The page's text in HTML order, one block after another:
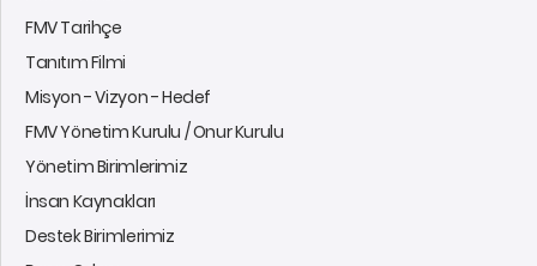
FMV Tarihçe
Tanıtım Filmi
Misyon - Vizyon - Hedef
FMV Yönetim Kurulu / Onur Kurulu
Yönetim Birimlerimiz
İnsan Kaynakları
Destek Birimlerimiz